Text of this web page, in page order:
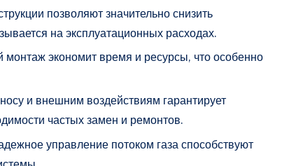
позволяют значительно снизить
на эксплуатационных расходах.
монтаж экономит время и ресурсы, что особенно
и внешним воздействиям гарантирует
частых замен и ремонтов.
управление потоком газа способствуют